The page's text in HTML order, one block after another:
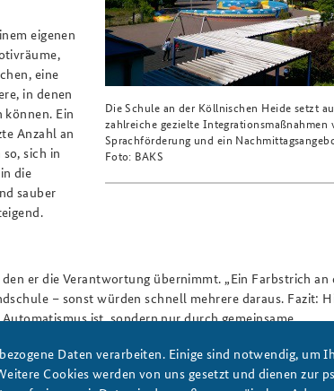
Die Schule an der Köllnischen Heide setzt
zahlreiche gezielte Integrationsmaßnahmen
Sprachförderung und ein
Foto: BAKS
eigenen
eine
in denen
Ein
Anzahl an
sich in
die
sauber
er die Verantwortung übernimmt. „Ein Farbstrich an
– sonst würden schnell mehrere daraus. Fazit:
ist, sondern nur durch gemeinsame
Daten verarbeiten. Einige sind notwendig,
Cookies werden von uns gesetzt und dienen zur